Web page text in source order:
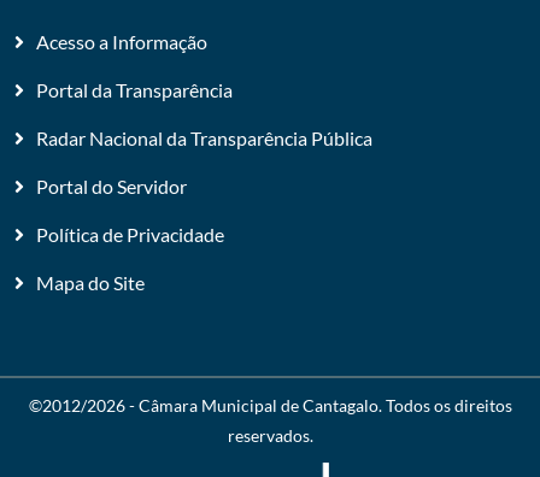
Acesso a Informação
Portal da Transparência
Radar Nacional da Transparência Pública
Portal do Servidor
Política de Privacidade
Mapa do Site
©2012/2026 -Câmara Municipal de Cantagalo. Todos os direitos
reservados.